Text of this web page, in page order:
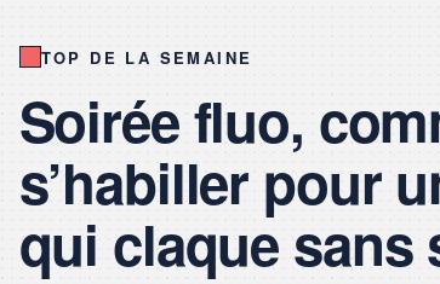
TOP DE LA SEMAINE
Soirée fluo,
s’habiller pour
qui claque sans